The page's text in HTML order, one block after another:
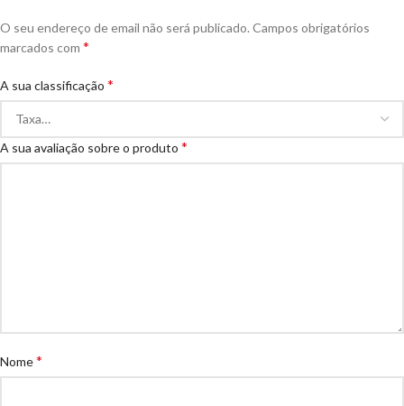
O seu endereço de email não será publicado. Campos obrigatórios
marcados com *
A sua classificação *
A sua avaliação sobre o produto *
Nome*